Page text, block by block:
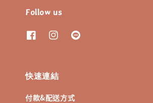
Follow us
快速連結
付款&配送方式